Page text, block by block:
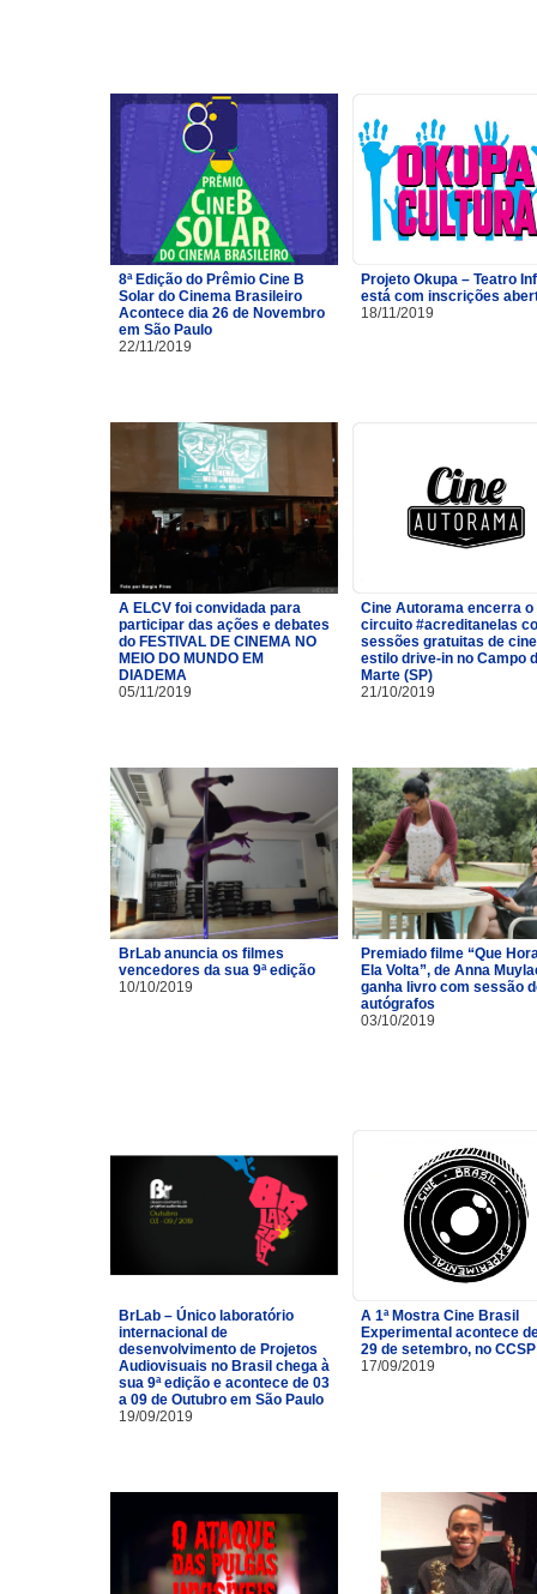
8ª Edição do Prêmio Cine B
Solar do Cinema Brasileiro
Acontece dia 26 de Novembro
em São Paulo
22/11/2019
Projeto Okupa – Teatro
está com inscrições
18/11/2019
A ELCV foi convidada para
participar das ações e debates
do FESTIVAL DE CINEMA NO
MEIO DO MUNDO EM
DIADEMA
05/11/2019
Cine Autorama encerra o
circuito #acreditanelas
sessões gratuitas de
estilo drive-in no Campo
Marte (SP)
21/10/2019
BrLab anuncia os filmes
vencedores da sua 9ª edição
10/10/2019
Premiado filme “Que
Ela Volta”, de Anna
ganha livro com sessão
autógrafos
03/10/2019
BrLab – Único laboratório
internacional de
desenvolvimento de Projetos
Audiovisuais no Brasil chega à
sua 9ª edição e acontece de 03
a 09 de Outubro em São Paulo
19/09/2019
A 1ª Mostra Cine Brasil
Experimental acontece
29 de setembro, no CCSP
17/09/2019